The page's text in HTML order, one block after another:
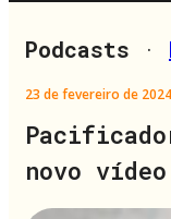
Podcasts ·
23 de fevereiro de 2024
novo